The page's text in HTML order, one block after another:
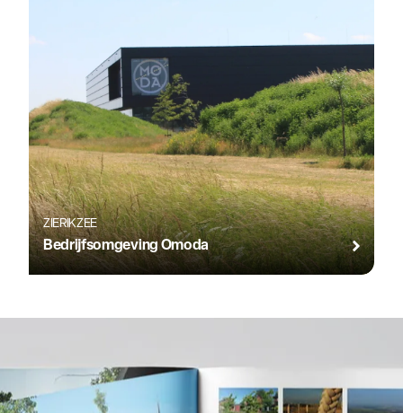
ZIERIKZEE
Bedrijfsomgeving Omoda